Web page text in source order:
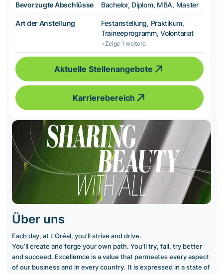
Bevorzugte Abschlüsse Bachelor, Diplom, MBA, Master
Art der Anstellung
Festanstellung, Praktikum,
Traineeprogramm, Volontariat
+Zeige 1 weitere
Aktuelle Stellenangebote
Karrierebereich
Über uns
Each day, at L’Oréal, you’ll strive and drive.
You’ll create and forge your own path. You’ll try, fail, try better
and succeed. Excellemce is a value that permeates every aspect
of our business and in every country. It is expressed in a state of